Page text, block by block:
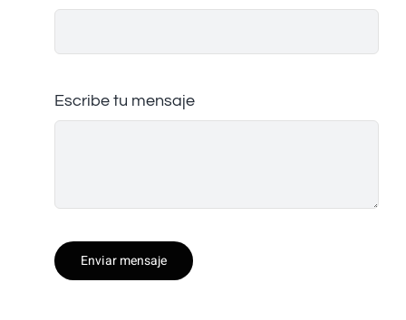
Escribe tu mensaje
Enviar mensaje